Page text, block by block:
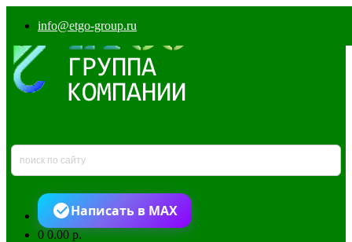
info@etgo-group.ru
Написать в MAX
00.00 р.